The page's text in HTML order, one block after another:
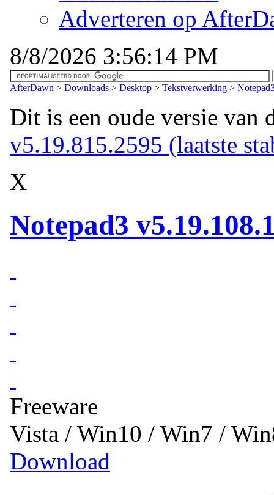
Adverteren op
8/8/2026 3:56:14 PM
AfterDawn > Downloads > Desktop > Tekstverwerking >
Dit is een oude versie van
v5.19.815.2595 (laatste
X
Notepad3
Freeware
Vista / Win10 / Win7 /
Download